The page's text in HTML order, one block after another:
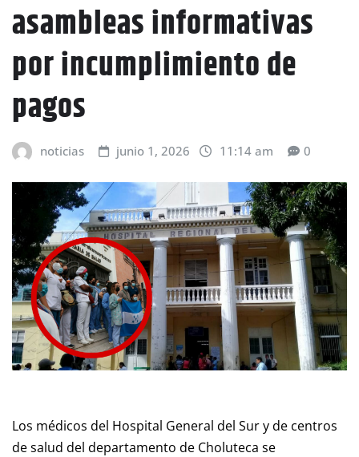
asambleas informativas
por incumplimiento de
pagos
noticias junio 1, 2026 11:14 am 0
Los médicos del Hospital General del Sur y de centros
de salud del departamento de Choluteca se